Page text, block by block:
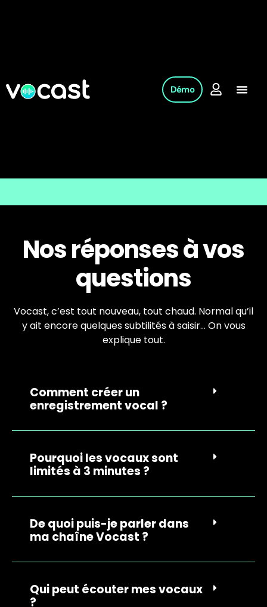
Démo
Nos réponses à vos
questions
Vocast, c’est tout nouveau, tout chaud. Normal qu’il
y ait encore quelques subtilités à saisir… On vous
explique tout.
Comment créer un
enregistrement vocal ?
Pourquoi les vocaux sont
limités à 3 minutes ?
De quoi puis-je parler dans
ma chaîne Vocast ?
Qui peut écouter mes vocaux
?